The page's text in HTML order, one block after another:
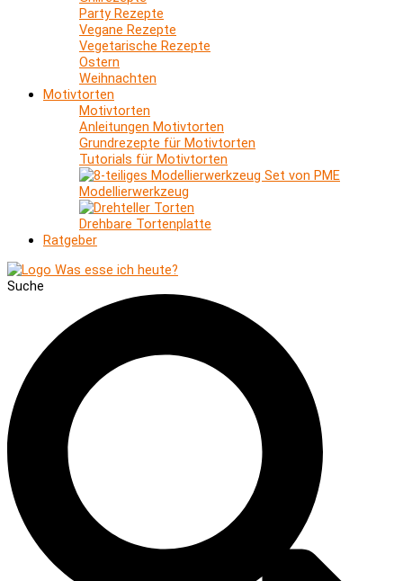
Party Rezepte
Vegane Rezepte
Vegetarische Rezepte
Ostern
Weihnachten
Motivtorten
Motivtorten
Anleitungen Motivtorten
Grundrezepte für Motivtorten
Tutorials für Motivtorten
Modellierwerkzeug
Drehbare Tortenplatte
Ratgeber
Suche